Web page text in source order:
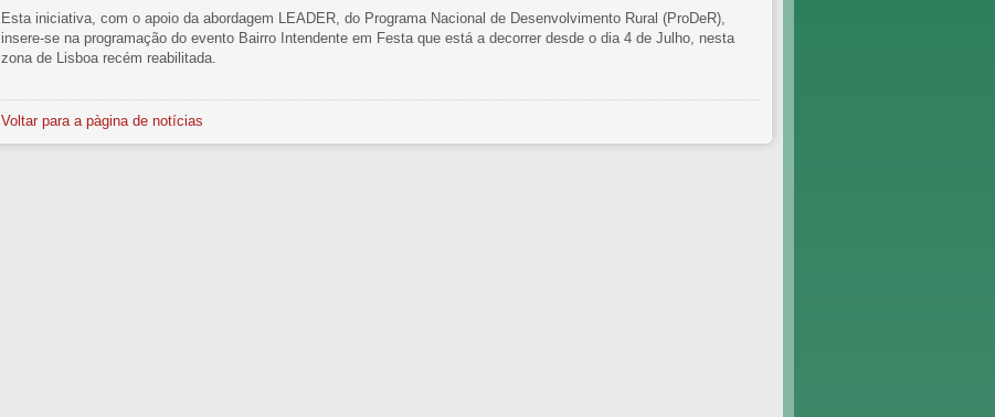
Esta iniciativa, com o apoio da abordagem LEADER, do Programa Nacional de Desenvolvimento Rural (ProDeR),
insere-se na programação do evento Bairro Intendente em Festa que está a decorrer desde o dia 4 de Julho, nesta
zona de Lisboa recém reabilitada.
Voltar para a pàgina de notícias